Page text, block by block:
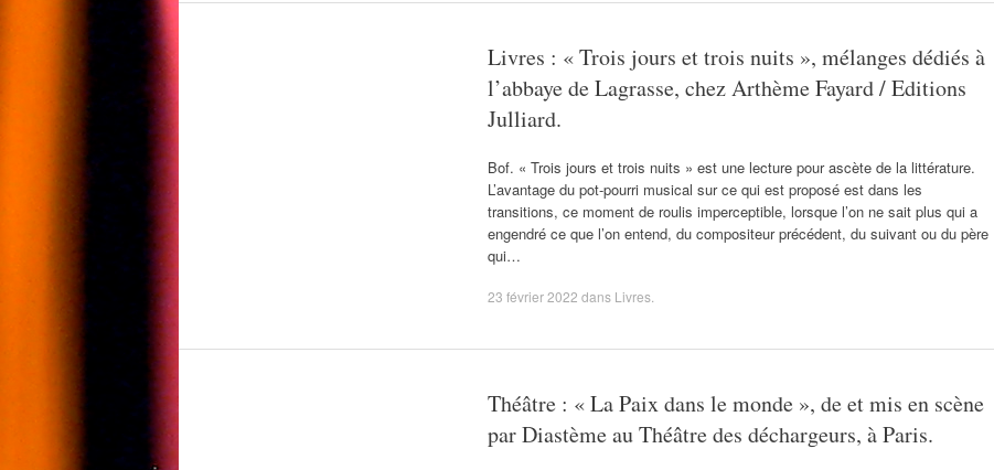
Livres : « Trois jours et trois nuits », mélanges dédiés à
l’abbaye de Lagrasse, chez Arthème Fayard / Editions
Julliard.
Bof. « Trois jours et trois nuits » est une lecture pour ascète de la littérature.
L’avantage du pot-pourri musical sur ce qui est proposé est dans les
transitions, ce moment de roulis imperceptible, lorsque l’on ne sait plus qui a
engendré ce que l’on entend, du compositeur précédent, du suivant ou du père
qui…
23 février 2022 dans Livres
Théâtre : « La Paix dans le monde », de et mis en scène
par Diastème au Théâtre des déchargeurs, à Paris.